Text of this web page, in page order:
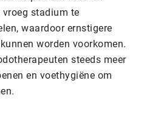
stadium te
waardoor ernstigere
worden voorkomen.
steeds meer
en voethygiëne om